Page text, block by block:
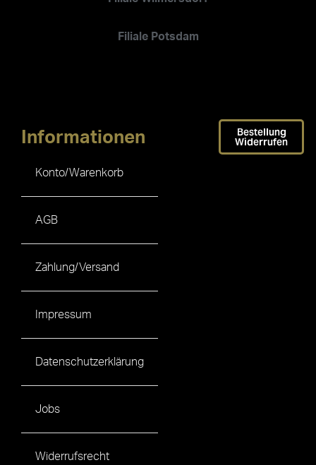
Filiale Potsdam
Informationen
Konto/Warenkorb
AGB
Zahlung/Versand
Impressum
Datenschutzerklärung
Jobs
Widerrufsrecht
Bestellung
Widerrufen